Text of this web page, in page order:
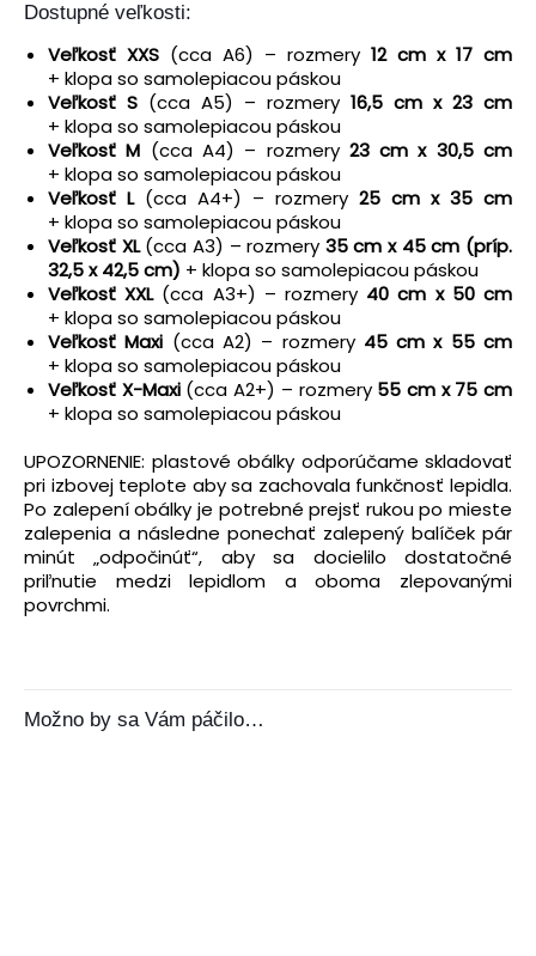
Dostupné veľkosti:
Veľkosť XXS (cca A6) – rozmery 12 cm x 17 cm
+ klopa so samolepiacou páskou
Veľkosť S (cca A5) – rozmery 16,5 cm x 23 cm
+ klopa so samolepiacou páskou
Veľkosť M (cca A4) – rozmery 23 cm x 30,5 cm
+ klopa so samolepiacou páskou
Veľkosť L(cca A4+) – rozmery 25 cm x 35 cm
+ klopa so samolepiacou páskou
Veľkosť XL(cca A3) – rozmery 35 cm x 45 cm (príp.
32,5 x 42,5 cm) + klopa so samolepiacou páskou
Veľkosť XXL(cca A3+) – rozmery 40 cm x 50 cm
+ klopa so samolepiacou páskou
Veľkosť Maxi (cca A2) – rozmery 45 cm x 55 cm
+ klopa so samolepiacou páskou
Veľkosť X-Maxi(cca A2+) – rozmery 55 cm x 75 cm
+ klopa so samolepiacou páskou
UPOZORNENIE: plastové obálky odporúčame skladovať
pri izbovej teplote aby sa zachovala funkčnosť lepidla.
Po zalepení obálky je potrebné prejsť rukou po mieste
zalepenia a následne ponechať zalepený balíček pár
minút „odpočinúť“, aby sa docielilo dostatočné
priľnutie medzi lepidlom a oboma zlepovanými
povrchmi.
Možno by sa Vám páčilo…